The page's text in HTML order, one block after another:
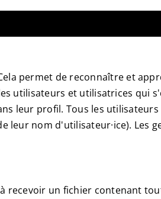
permet de reconnaître et
utilisateurs et utilisatrices qui
leur profil. Tous les
nom d'utilisateur·ice). Les
recevoir un fichier contenant